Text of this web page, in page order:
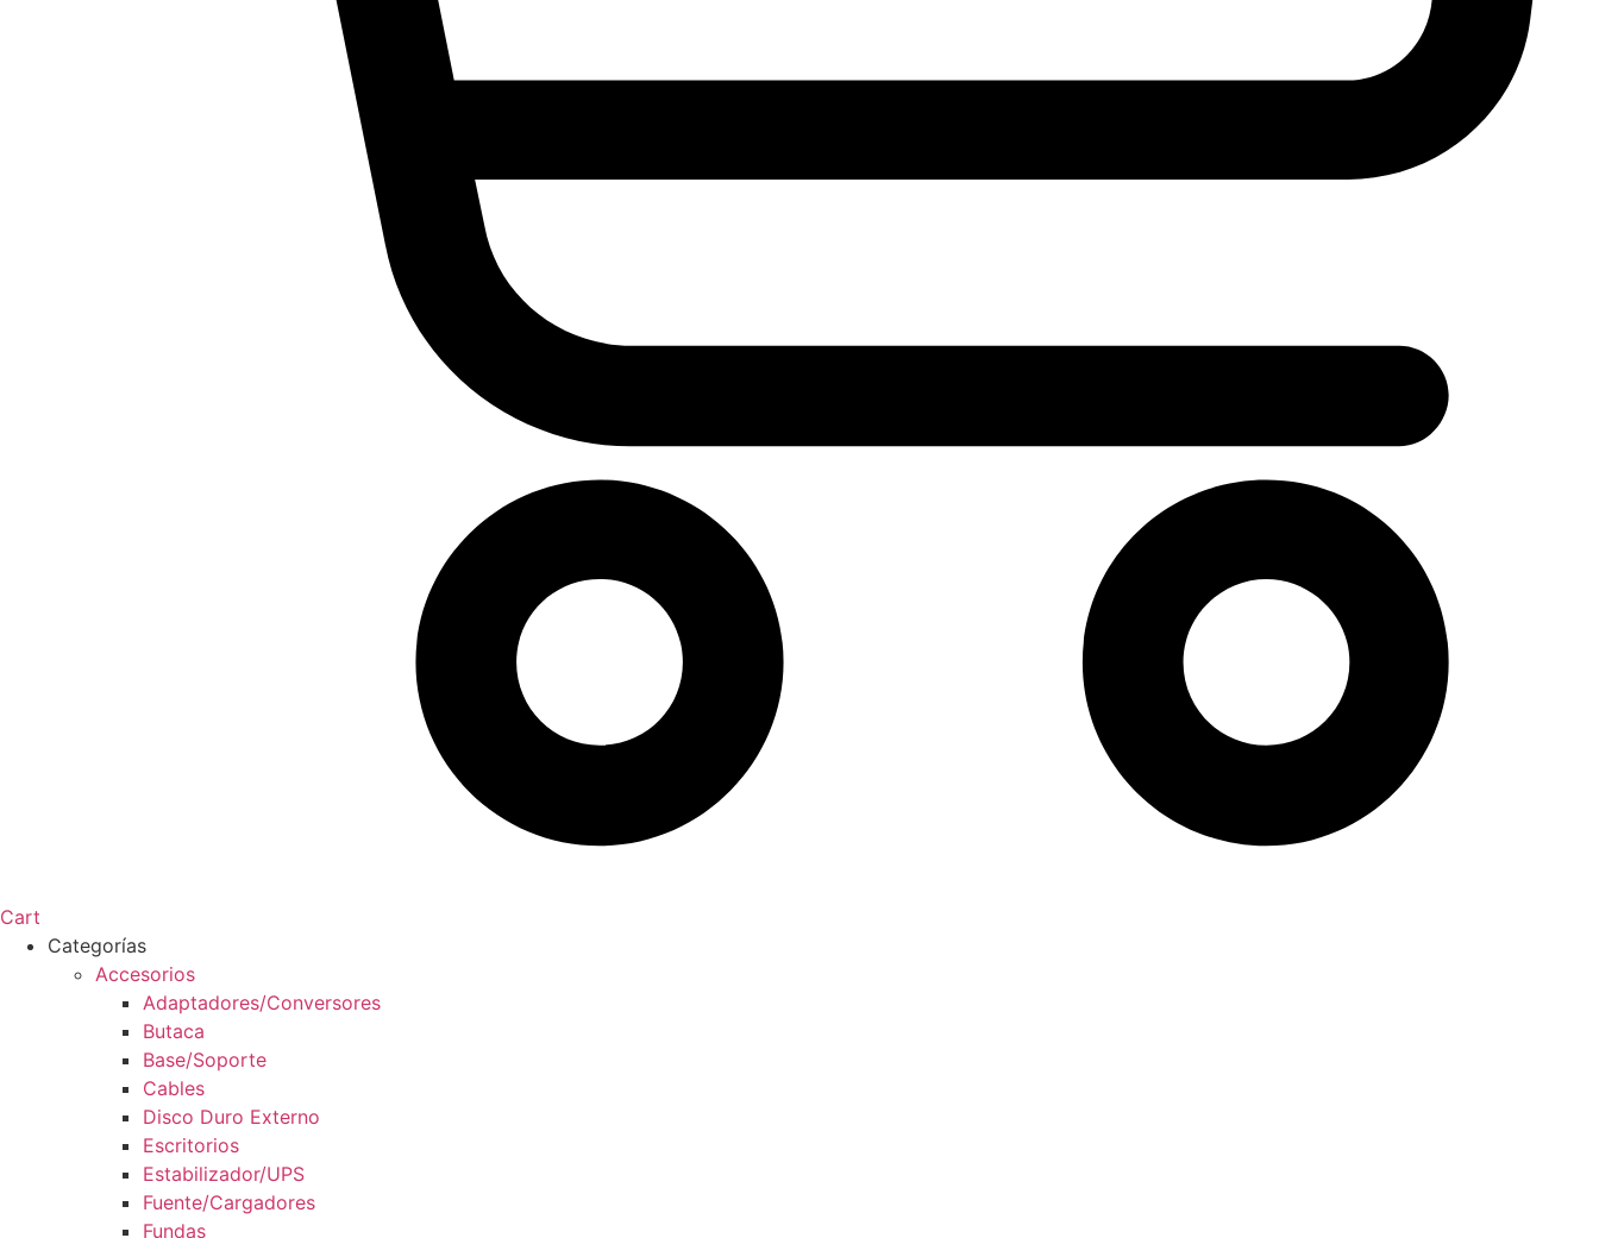
Cart
Categorías
Accesorios
Adaptadores/Conversores
Butaca
Base/Soporte
Cables
Disco Duro Externo
Escritorios
Estabilizador/UPS
Fuente/Cargadores
Fundas